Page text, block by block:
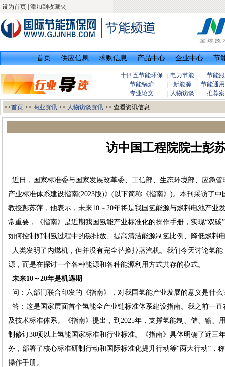
设为首页 添加到收藏夹
首页 供应信息 求购信息 产品中心 企业中心 节
十四五节能环保 电力节能
节能
节能锅炉
新能源
节能通
专业论文
人物访谈
推荐
>>首页>> 商业资讯>> 人物访谈资讯>> 查看资讯信息
访中国工程院院士彭
近日，国家标准委与国家发展改革委、工信部、生态环境部、应急
产业标准体系建设指南(2023版)》(以下简称《指南》)。本刊采访了
教授彭苏萍，他表示，未来10～20年将是我国氢能源与燃料电池产业
常重要，《指南》是近期我国氢能产业标准化的操作手册，实现“双
如何控制好制氢过程中的碳排放、提高清洁能源制氢比例、降低燃料
人类发明了内燃机，但并没有完全替换掉蒸汽机。我们今天讨论氢
源，而是在探讨一个各种能源和各种能源利用方式共存的模式。
未来10～20年是机遇期
问：六部门联合印发的《指南》，对我国氢能产业发展的意义是什么
答：这是国家层面首个氢能全产业链标准体系建设指南。我之前一
及技术标准体系。《指南》提出，到2025年，支撑氢能制、储、输、
制修订30项以上氢能国家标准和行业标准。《指南》具体明确了近三
务，部署了核心标准研制行动和国际标准化提升行动等“两大行动”，
操作手册。